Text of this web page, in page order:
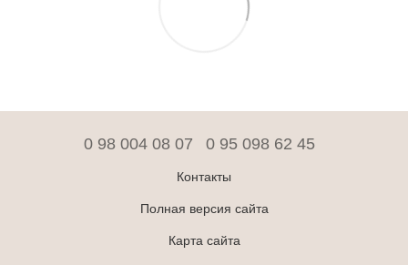
0 98 004 08 07 0 95 098 62 45
Контакты
Полная версия сайта
Карта сайта